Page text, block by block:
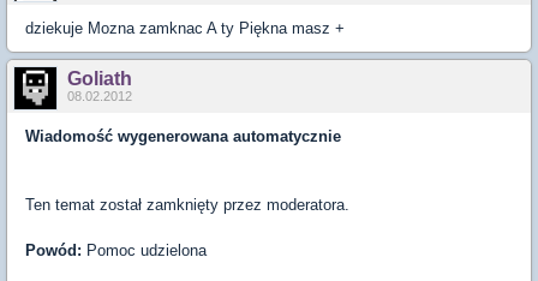
dziekuje Mozna zamknac A ty Piękna masz +
Goliath
08.02.2012
Wiadomość wygenerowana automatycznie
Ten temat został zamknięty przez moderatora.
Powód: Pomoc udzielona